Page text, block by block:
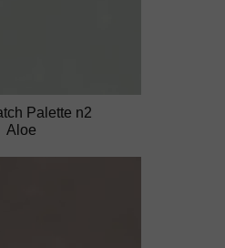
Palette n2
Aloe